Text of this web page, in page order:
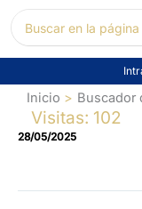
por:
Inicio Buscador
Visitas: 102
28/05/2025